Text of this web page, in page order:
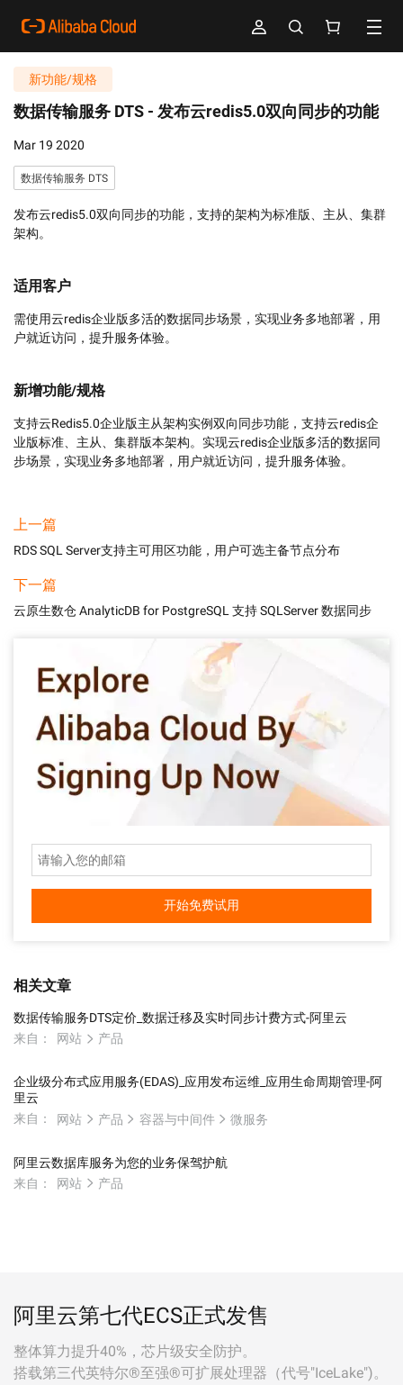
新功能/规格
数据传输服务 DTS - 发布云redis5.0双向同步的功能
Mar 19 2020
数据传输服务 DTS
发布云redis5.0双向同步的功能，支持的架构为标准版、主从、集群
架构。
适用客户
需使用云redis企业版多活的数据同步场景，实现业务多地部署，用
户就近访问，提升服务体验。
新增功能/规格
支持云Redis5.0企业版主从架构实例双向同步功能，支持云redis企
业版标准、主从、集群版本架构。实现云redis企业版多活的数据同
步场景，实现业务多地部署，用户就近访问，提升服务体验。
上一篇
RDS SQL Server支持主可用区功能，用户可选主备节点分布
下一篇
云原生数仓 AnalyticDB for PostgreSQL 支持 SQLServer 数据同步
开始免费试用
相关文章
数据传输服务DTS定价_数据迁移及实时同步计费方式-阿里云
来自：
网站 产品
企业级分布式应用服务(EDAS)_应用发布运维_应用生命周期管理-阿
里云
来自：
网站 产品 容器与中间件 微服务
阿里云数据库服务为您的业务保驾护航
来自：
网站 产品
阿里云第七代ECS正式发售
整体算力提升40%，芯片级安全防护。
搭载第三代英特尔®至强®可扩展处理器（代号"IceLake")。